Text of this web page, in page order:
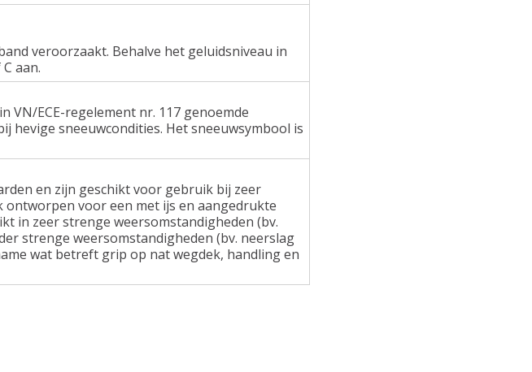
veroorzaakt. Behalve het geluidsniveau in
aan.
VN/ECE-regelement nr. 117 genoemde
hevige sneeuwcondities. Het sneeuwsymbool is
en zijn geschikt voor gebruik bij zeer
ontworpen voor een met ijs en aangedrukte
in zeer strenge weersomstandigheden (bv.
strenge weersomstandigheden (bv. neerslag
wat betreft grip op nat wegdek, handling en